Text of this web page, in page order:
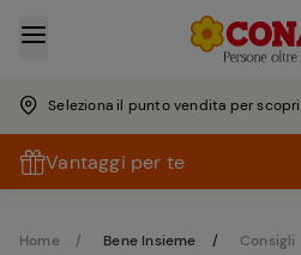
Seleziona il punto vendita per
Vantaggi per te
Home Bene Insieme Consigli